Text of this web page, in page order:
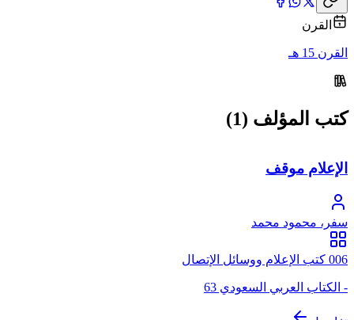
القرن
القرن 15 هـ
كتب المؤلف (1)
الإعلام موقف
سفر، محمود محمد
006 كتب الإعلام ووسائل الإتصال
- الكتاب العربي السعودي 63